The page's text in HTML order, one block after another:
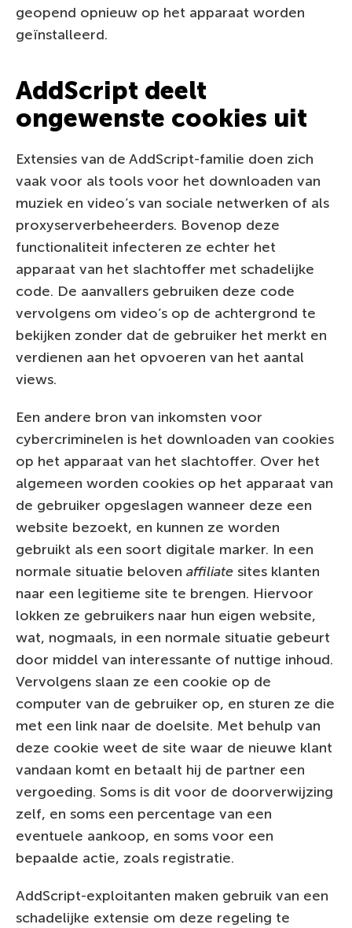
geopend opnieuw op het apparaat worden
geïnstalleerd.
AddScript deelt
ongewenste cookies uit
Extensies van de AddScript-familie doen zich
vaak voor als tools voor het downloaden van
muziek en video’s van sociale netwerken of als
proxyserverbeheerders. Bovenop deze
functionaliteit infecteren ze echter het
apparaat van het slachtoffer met schadelijke
code. De aanvallers gebruiken deze code
vervolgens om video’s op de achtergrond te
bekijken zonder dat de gebruiker het merkt en
verdienen aan het opvoeren van het aantal
views.
Een andere bron van inkomsten voor
cybercriminelen is het downloaden van cookies
op het apparaat van het slachtoffer. Over het
algemeen worden cookies op het apparaat van
de gebruiker opgeslagen wanneer deze een
website bezoekt, en kunnen ze worden
gebruikt als een soort digitale marker. In een
normale situatie beloven affiliate sites klanten
naar een legitieme site te brengen. Hiervoor
lokken ze gebruikers naar hun eigen website,
wat, nogmaals, in een normale situatie gebeurt
door middel van interessante of nuttige inhoud.
Vervolgens slaan ze een cookie op de
computer van de gebruiker op, en sturen ze die
met een link naar de doelsite. Met behulp van
deze cookie weet de site waar de nieuwe klant
vandaan komt en betaalt hij de partner een
vergoeding. Soms is dit voor de doorverwijzing
zelf, en soms een percentage van een
eventuele aankoop, en soms voor een
bepaalde actie, zoals registratie.
AddScript-exploitanten maken gebruik van een
schadelijke extensie om deze regeling te